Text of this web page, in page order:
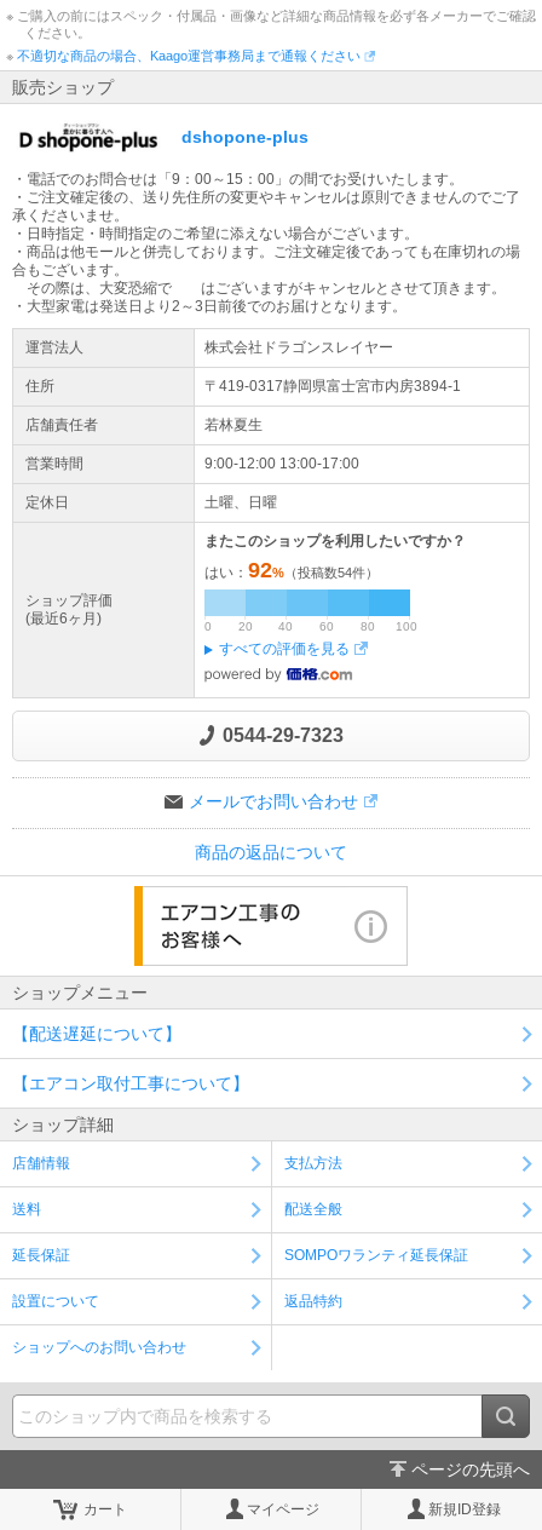
出荷日についてのお知らせ
平日13時までの代引きご注文(振り込みご入金確認)は当日出荷致し
ます(土日除く)。【大型商品】に関しては輸送方法が通常の宅配便
とは異なる為、ご入金確認後の発送から2～3日での配送予定となり
大型商品（梱包サイズ合計が260cmもしくは50kg以上）はヤマトホ
ームコンビニエンスでの配送となります。配送業者より到着時間の
ご連絡が当日午前中にございます。
大型家電をご購入のお客様へ
大型商品は原則日時指定不可となります。配送日のご入力は希望日
となります。地域によってはご希望に添えない場合もございます。
ご容赦ください。 ※大型商品配送不可地域：沖縄、その他離島地域
※ ご購入の前にはスペック・付属品・画像など詳細な商品情報を必ず各メーカーでご確認
ください。
※ 不適切な商品の場合、Kaago運営事務局まで通報ください
販売ショップ
dshopone-plus
・電話でのお問合せは「9：00～15：00」の間でお受けいたします。
・ご注文確定後の、送り先住所の変更やキャンセルは原則できませんのでご了
承くださいませ。
・日時指定・時間指定のご希望に添えない場合がございます。
・商品は他モールと併売しております。ご注文確定後であっても在庫切れの場
合もございます。
その際は、大変恐縮で はございますがキャンセルとさせて頂きます。
・大型家電は発送日より2～3日前後でのお届けとなります。
運営法人 株式会社ドラゴンスレイヤー
住所 〒419-0317静岡県富士宮市内房3894-1
店舗責任者 若林夏生
営業時間 9:00-12:00 13:00-17:00
定休日 土曜、日曜
ショップ評価
(最近6ヶ月)
またこのショップを利用したいですか？
はい： 92% （投稿数54件）
0 20 40 60 80 100
すべての評価を見る
0544-29-7323
メールでお問い合わせ
商品の返品について
ショップメニュー
【配送遅延について】
【エアコン取付工事について】
ショップ詳細
店舗情報 支払方法
送料 配送全般
延長保証 SOMPOワランティ延長保証
設置について 返品特約
ショップへのお問い合わせ
ページの先頭へ
カート マイページ 新規ID登録